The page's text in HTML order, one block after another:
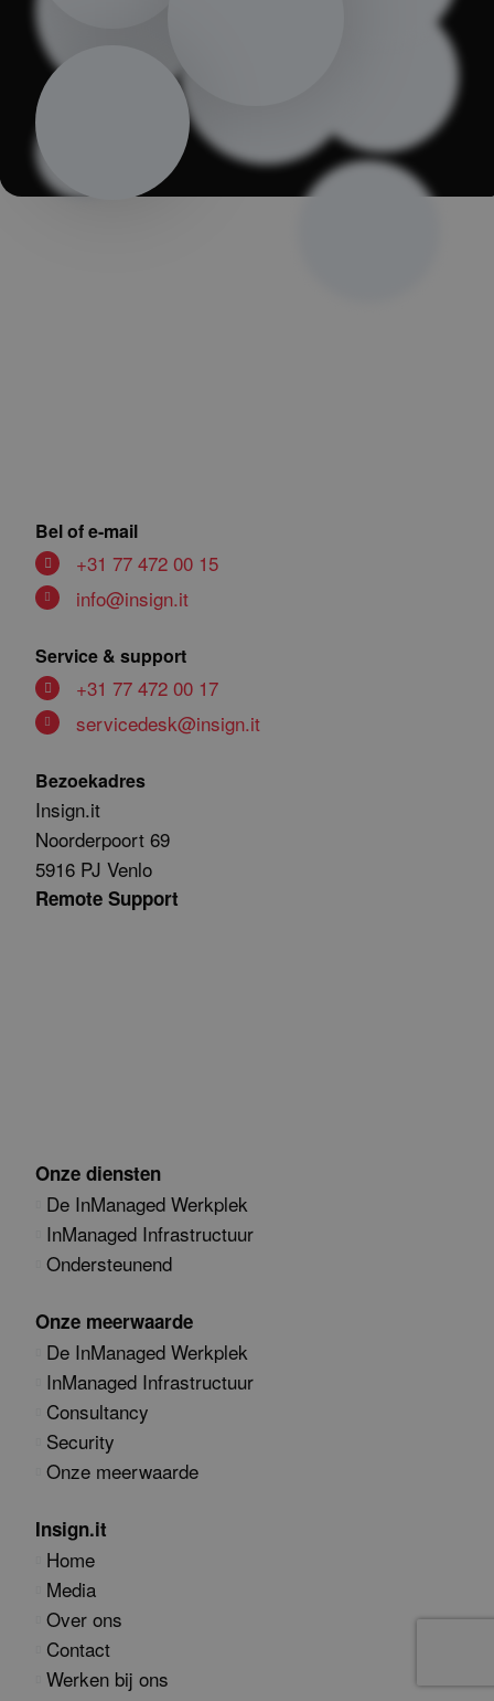
Bel of e-mail
+31 77 472 00 15
info@insign.it
Service & support
+31 77 472 00 17
servicedesk@insign.it
Bezoekadres
Insign.it
Noorderpoort 69
5916 PJ Venlo
Remote Support
Onze diensten
De InManaged Werkplek
InManaged Infrastructuur
Ondersteunend
Onze meerwaarde
De InManaged Werkplek
InManaged Infrastructuur
Consultancy
Security
Onze meerwaarde
Insign.it
Home
Media
Over ons
Contact
Werken bij ons